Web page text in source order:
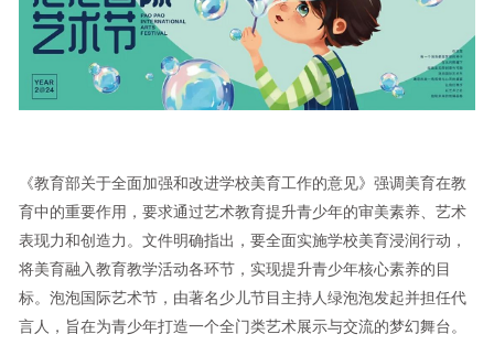
《教育部关于全面加强和改进学校美育工作的意见》强调美育在教
育中的重要作用，要求通过艺术教育提升青少年的审美素养、艺术
表现力和创造力。文件明确指出，要全面实施学校美育浸润行动，
将美育融入教育教学活动各环节，实现提升青少年核心素养的目
标。泡泡国际艺术节，由著名少儿节目主持人绿泡泡发起并担任代
言人，旨在为青少年打造一个全门类艺术展示与交流的梦幻舞台。